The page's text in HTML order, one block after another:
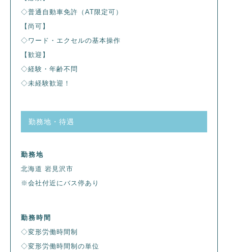
◇普通自動車免許（AT限定可）
【尚可】
◇ワード・エクセルの基本操作
【歓迎】
◇経験・年齢不問
◇未経験歓迎！
勤務地・待遇
勤務地
北海道 岩見沢市
※会社付近にバス停あり
勤務時間
◇変形労働時間制
◇変形労働時間制の単位